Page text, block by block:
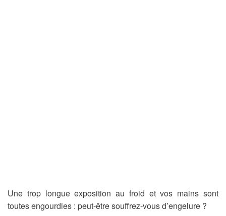
Une trop longue exposition au froid et vos mains sont
toutes engourdies : peut-être souffrez-vous d’engelure ?